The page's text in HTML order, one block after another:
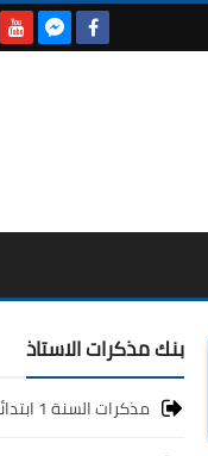
بنك مذكرات الاستاذ
مذكرات السنة 1 ابتدائي